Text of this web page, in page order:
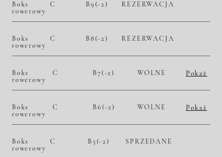
Boks
rowerowy
C B9(-2) REZERWACJA
Boks
rowerowy
C B8(-2) REZERWACJA
Boks
rowerowy
C B7(-2) WOLNE
Pokaż
Boks
rowerowy
C B6(-2) WOLNE
Pokaż
Boks
rowerowy
C B5(-2) SPRZEDANE